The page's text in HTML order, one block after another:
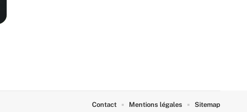
Contact Mentions légales Sitemap